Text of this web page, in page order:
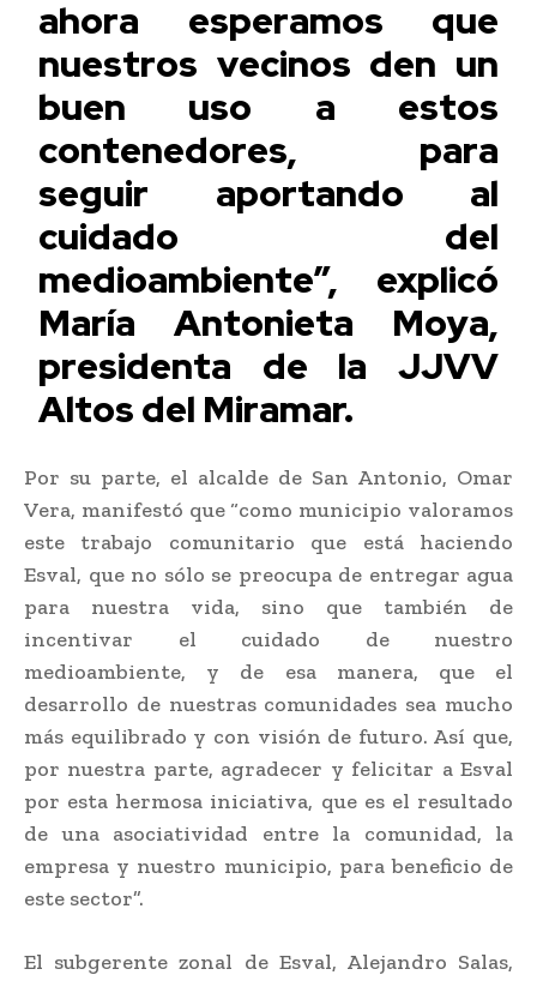
ahora esperamos que
nuestros vecinos den un
buen uso a estos
contenedores, para
seguir aportando al
cuidado del
medioambiente”, explicó
María Antonieta Moya,
presidenta de la JJVV
Altos del Miramar.
Por su parte, el alcalde de San Antonio, Omar
Vera, manifestó que “como municipio valoramos
este trabajo comunitario que está haciendo
Esval, que no sólo se preocupa de entregar agua
para nuestra vida, sino que también de
incentivar el cuidado de nuestro
medioambiente, y de esa manera, que el
desarrollo de nuestras comunidades sea mucho
más equilibrado y con visión de futuro. Así que,
por nuestra parte, agradecer y felicitar a Esval
por esta hermosa iniciativa, que es el resultado
de una asociatividad entre la comunidad, la
empresa y nuestro municipio, para beneficio de
este sector”.
El subgerente zonal de Esval, Alejandro Salas,